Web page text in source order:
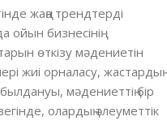
жаңа трендтерді
бизнесінің
өткізу мәдениетін
жиі орналасу, жастардың
мәдениеттің бір
олардың әлеуметтік